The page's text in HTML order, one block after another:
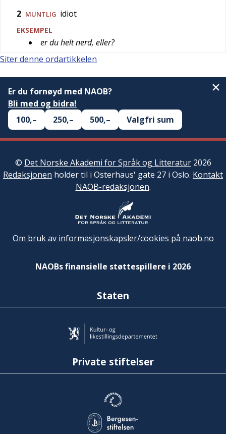
2 MUNTLIG idiot
EKSEMPEL
er du helt nerd, eller?
Siter denne ordartikkelen
Er du fornøyd med NAOB?
Bli med og bidra!
100,–
250,– 500,– Valgfri sum
© Det Norske Akademi for Språk og Litteratur2026
Redaksjonen holder til i Osterhaus' gate 27 i Oslo. Kontakt
NAOB-redaksjonen.
Om bruk av informasjonskapsler/cookies på naob.no
NAOBs finansielle støttespillere i 2026
Staten
Private stiftelser